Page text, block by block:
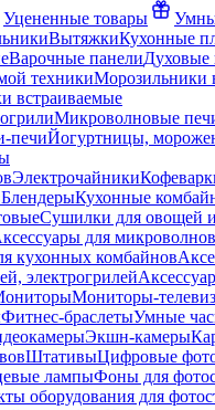
Уцененные товары
ВытяжкиКухонные
Варочные панели
техникиМорозильники
встраиваемые
Микроволновые
печиЙогуртницы,
Электрочайники
БлендерыКухонные
Сушилки для овощей
для
кухонных комбайнов
электрогрилей
Мониторы-
Фитнес-браслетыУмные
Экшн-камеры
ШтативыЦифровые
лампыФоны для
оборудования для